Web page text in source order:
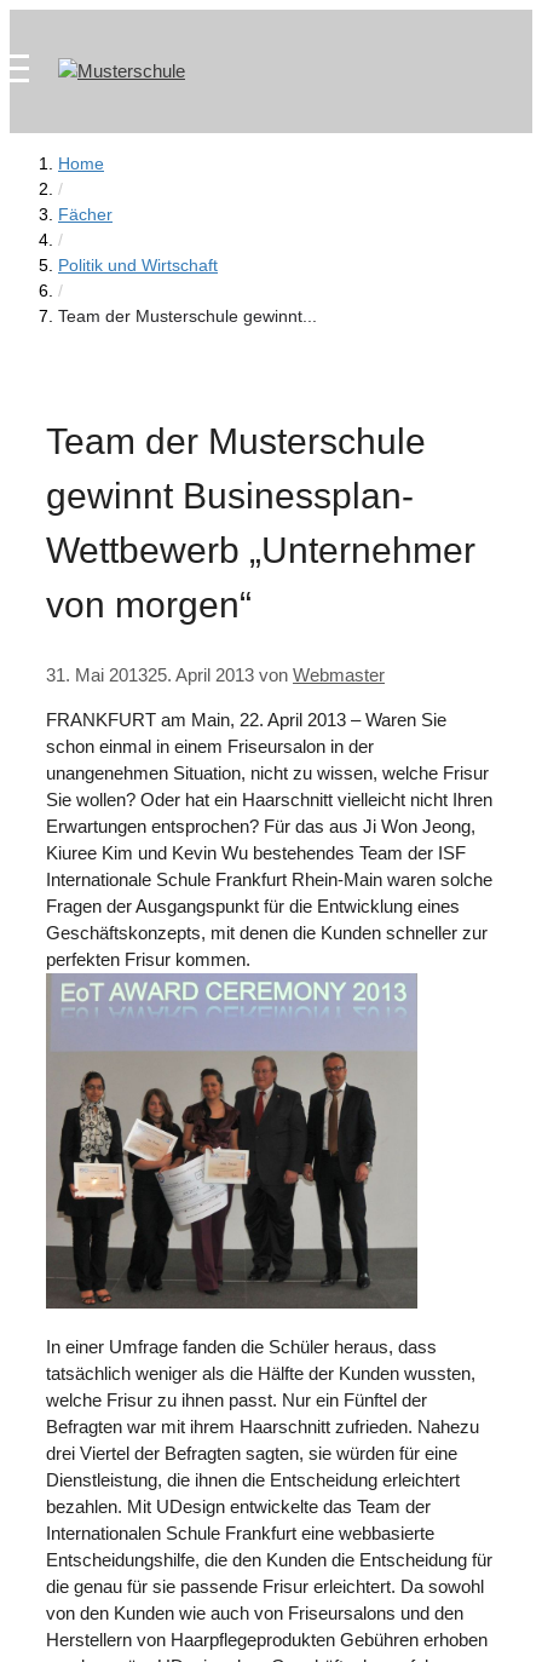
springen
content
Home
/
Fächer
/
Politik und Wirtschaft
/
Team der Musterschule gewinnt...
Team der Musterschule
gewinnt Businessplan-
Wettbewerb „Unternehmer
von morgen“
31. Mai 201325. April 2013 von Webmaster
FRANKFURT am Main, 22. April 2013 – Waren Sie
schon einmal in einem Friseursalon in der
unangenehmen Situation, nicht zu wissen, welche Frisur
Sie wollen? Oder hat ein Haarschnitt vielleicht nicht Ihren
Erwartungen entsprochen? Für das aus Ji Won Jeong,
Kiuree Kim und Kevin Wu bestehendes Team der ISF
Internationale Schule Frankfurt Rhein-Main waren solche
Fragen der Ausgangspunkt für die Entwicklung eines
Geschäftskonzepts, mit denen die Kunden schneller zur
perfekten Frisur kommen.
In einer Umfrage fanden die Schüler heraus, dass
tatsächlich weniger als die Hälfte der Kunden wussten,
welche Frisur zu ihnen passt. Nur ein Fünftel der
Befragten war mit ihrem Haarschnitt zufrieden. Nahezu
drei Viertel der Befragten sagten, sie würden für eine
Dienstleistung, die ihnen die Entscheidung erleichtert
bezahlen. Mit UDesign entwickelte das Team der
Internationalen Schule Frankfurt eine webbasierte
Entscheidungshilfe, die den Kunden die Entscheidung für
die genau für sie passende Frisur erleichtert. Da sowohl
von den Kunden wie auch von Friseursalons und den
Herstellern von Haarpflegeprodukten Gebühren erhoben